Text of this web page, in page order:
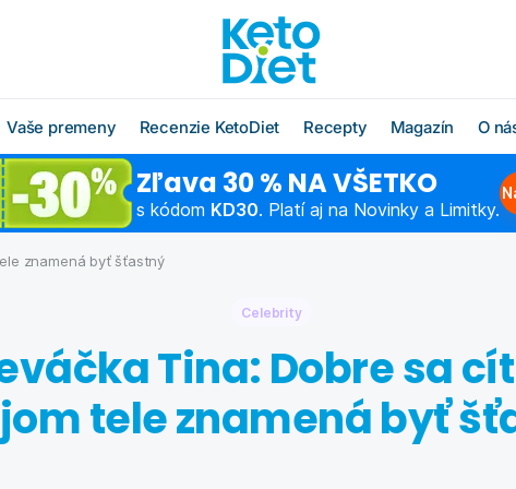
O radoch KetoDiet
Čo jesť po diéte
Časté otázky
Schudnite s odborníkom
Vzorové jedálničky
Klub Moja KetoDiet
Vaše premeny Recenzie KetoDiet Recepty
Všetky recepty
Keto recepty (od 1. kroku
kroku diéty)
Magazín
Blog
Ako rýchlo
Chudnutie po
O
O značke
Náš tím
Affiliate
Kontakty
Zľava 30 % NA VŠETKO
s kódom KD30. Platí aj na Novinky a Limitky.
znamená byť šťastný
Celebrity
Tina: Dobre sa
tele znamená byť